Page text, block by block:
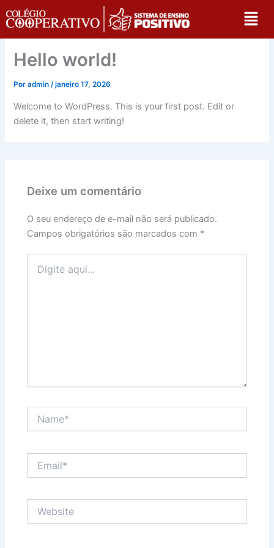
para
o
conteúdo
Menu
Hello world!
Poradmin/janeiro 17, 2026
Welcome to WordPress. This is your first post. Edit or
delete it, then start writing!
Deixe um comentário
O seu endereço de e-mail não será publicado.
Campos obrigatórios são marcados com *
aqui...